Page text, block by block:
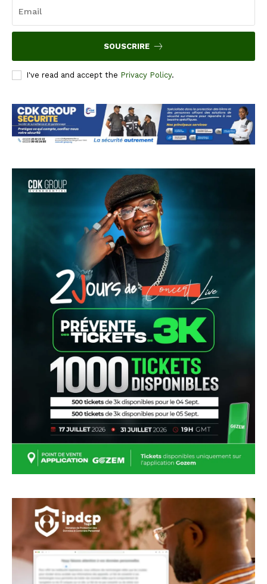
SOUSCRIRE
I've read and accept the Privacy Policy.